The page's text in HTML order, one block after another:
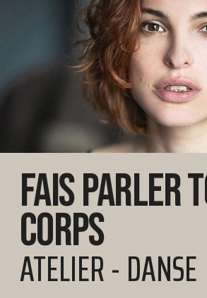
Fais parler
corps
ATELIER - DANSE